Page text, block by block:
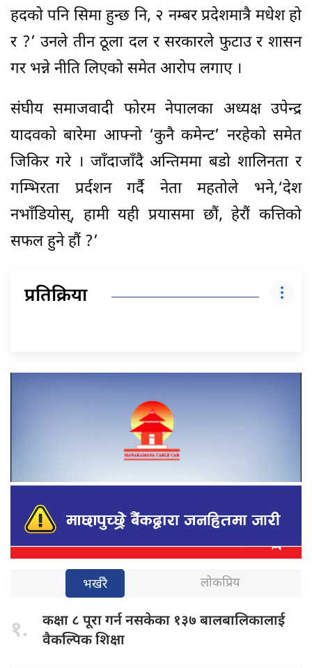
हदको पनि सिमा हुन्छ नि, २ नम्बर प्रदेशमात्रै मधेश हो
र ?’ उनले तीन ठूला दल र सरकारले फुटाउ र शासन
गर भन्ने नीति लिएको समेत आरोप लगाए ।
संघीय समाजवादी फोरम नेपालका अध्यक्ष उपेन्द्र
यादवको बारेमा आफ्नो ‘कुनै कमेन्ट’ नरहेको समेत
जिकिर गरे । जाँदाजाँदै अन्तिममा बडो शालिनता र
गम्भिरता प्रर्दशन गर्दै नेता महतोले भने,‘देश
नभाँडियोस्, हामी यही प्रयासमा छौं, हेरौं कत्तिको
सफल हुने हौं ?’
प्रतिक्रिया
भर्खरै लोकप्रिय
१. कक्षा ८ पूरा गर्न नसकेका १३७ बालबालिकालाई
वैकल्पिक शिक्षा